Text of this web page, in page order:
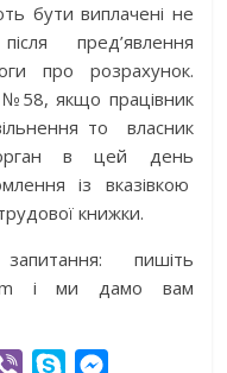
бути виплачені не
пред’явлення
про розрахунок.
№58, якщо працівник
то власник
в цей день
із вказівкою
книжки.
пишіть
і ми дамо вам